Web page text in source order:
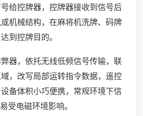
给控牌器，控牌器接收到信号后
机械结构，在麻将机洗牌、码牌
到控牌目的。
器，依托无线低频信号传输，联
，改写局部运转指令数据，遥控
备体积小巧便携，常规环境下信
受电磁环境影响。